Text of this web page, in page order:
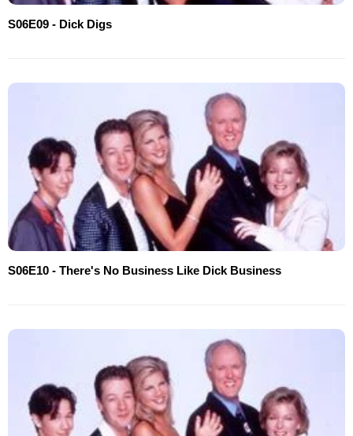
S06E09 - Dick Digs
S06E10 - There's No Business Like Dick Business